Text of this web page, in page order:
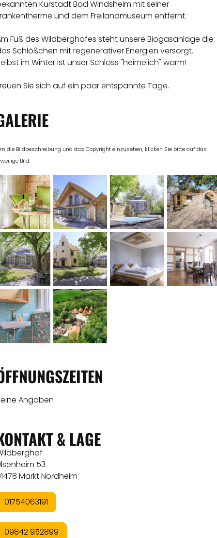
Kurstadt Bad Windsheim mit seiner
und dem Freilandmuseum entfernt.
Fuß des Wildberghofes steht unsere Biogasanlage die
Schlößchen mit regenerativer Energien versorgt.
im Winter ist unser Schloss "heimelich" warm!
Sie sich auf ein paar entspannte Tage.
die Bildbeschreibung und das Copyright einzusehen, klicken Sie bitte auf das
Bild.
Angaben
& LAGE
53
Markt Nordheim
01754063191
09842 952899